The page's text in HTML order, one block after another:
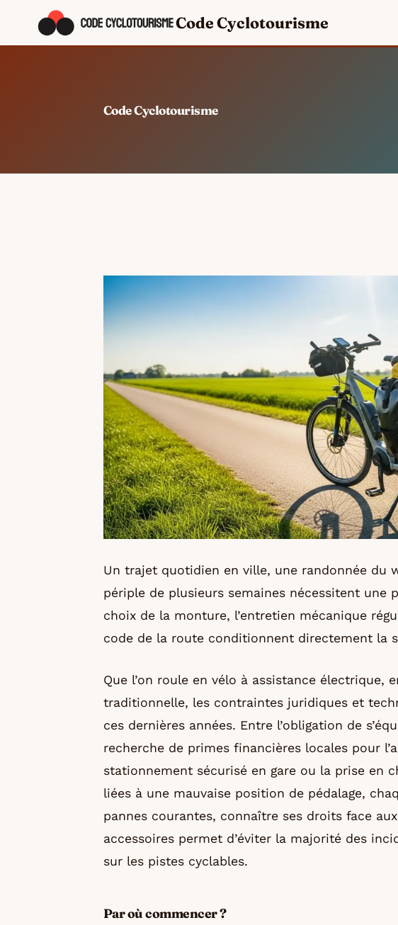
Code Cyclotourisme
Code Cyclotourisme
Un trajet quotidien en ville, une randonnée du
périple de plusieurs semaines nécessitent une
choix de la monture, l’entretien mécanique
code de la route conditionnent directement la
Que l’on roule en vélo à assistance électrique,
traditionnelle, les contraintes juridiques et
ces dernières années. Entre l’obligation de
recherche de primes financières locales pour
stationnement sécurisé en gare ou la prise en
liées à une mauvaise position de pédalage,
pannes courantes, connaître ses droits face
accessoires permet d’éviter la majorité des
sur les pistes cyclables.
Par où commencer ?